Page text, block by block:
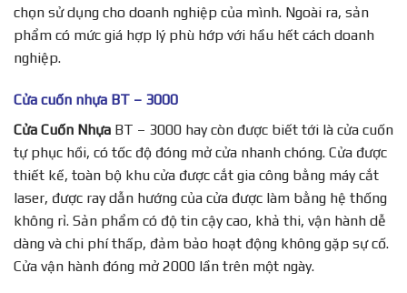
chọn sử dụng cho doanh nghiệp của mình. Ngoài ra, sản
phẩm có mức giá hợp lý phù hớp với hầu hết cách doanh
nghiệp.
Cửa cuốn nhựa BT – 3000
Cửa Cuốn Nhựa BT – 3000 hay còn được biết tới là cửa cuốn
tự phục hồi, có tốc độ đóng mở cửa nhanh chóng. Cửa được
thiết kế, toàn bộ khu cửa được cắt gia công bằng máy cắt
laser, được ray dẫn hướng của cửa được làm bằng hệ thống
không rỉ. Sản phẩm có độ tin cậy cao, khả thi, vận hành dễ
dàng và chi phí thấp, đảm bảo hoạt động không gặp sự cố.
Cửa vận hành đóng mở 2000 lần trên một ngày.